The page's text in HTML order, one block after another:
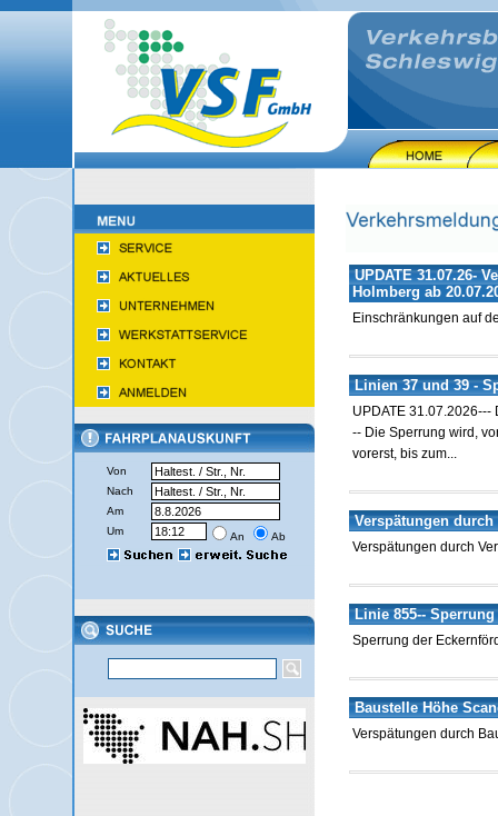
Von
Nach
Am
Um
An Ab
UPDATE 31.07.26-
Holmberg ab
Einschränkungen auf
Linien 37 und 39 -
UPDATE
-- Die Sperrung wird,
vorerst, bis zum...
Verspätungen
Verspätungen durch
Linie 855--
Sperrung der
Baustelle Höhe
Verspätungen durch